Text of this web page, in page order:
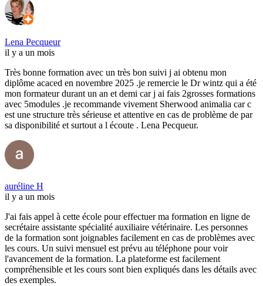
Lena Pecqueur
il y a un mois
Très bonne formation avec un très bon suivi j ai obtenu mon
diplôme acaced en novembre 2025 .je remercie le Dr wintz qui a été
mon formateur durant un an et demi car j ai fais 2grosses formations
avec 5modules .je recommande vivement Sherwood animalia car c
est une structure très sérieuse et attentive en cas de problème de par
sa disponibilité et surtout a l écoute . Lena Pecqueur.
auréline H
il y a un mois
J'ai fais appel à cette école pour effectuer ma formation en ligne de
secrétaire assistante spécialité auxiliaire vétérinaire. Les personnes
de la formation sont joignables facilement en cas de problèmes avec
les cours. Un suivi mensuel est prévu au téléphone pour voir
l'avancement de la formation. La plateforme est facilement
compréhensible et les cours sont bien expliqués dans les détails avec
des exemples.